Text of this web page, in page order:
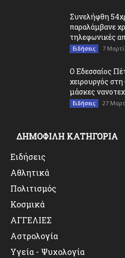
Συνελήφθη
παραλάμβανε
τηλεφωνικές
Ειδήσεις 7
O Εδεσσαίος
χειρουργός
μάσκες
Ειδήσεις 27
ΔΗΜΟΦΙΛΗ ΚΑΤΗΓΟΡΙΑ
Ειδήσεις
Αθλητικά
Πολιτισμός
Κοσμικά
ΑΓΓΕΛΙΕΣ
Αστρολογία
Υγεία - Ψυχολογία